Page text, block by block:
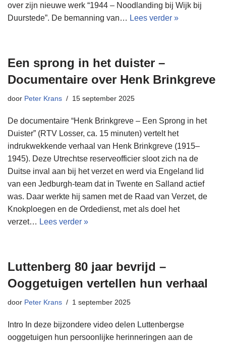
over zijn nieuwe werk “1944 – Noodlanding bij Wijk bij
Duurstede”. De bemanning van… Lees verder »
Een sprong in het duister –
Documentaire over Henk Brinkgreve
door Peter Krans 15 september 2025
De documentaire “Henk Brinkgreve – Een Sprong in het
Duister” (RTV Losser, ca. 15 minuten) vertelt het
indrukwekkende verhaal van Henk Brinkgreve (1915–
1945). Deze Utrechtse reserveofficier sloot zich na de
Duitse inval aan bij het verzet en werd via Engeland lid
van een Jedburgh-team dat in Twente en Salland actief
was. Daar werkte hij samen met de Raad van Verzet, de
Knokploegen en de Ordedienst, met als doel het
verzet… Lees verder »
Luttenberg 80 jaar bevrijd –
Ooggetuigen vertellen hun verhaal
door Peter Krans 1 september 2025
Intro In deze bijzondere video delen Luttenbergse
ooggetuigen hun persoonlijke herinneringen aan de